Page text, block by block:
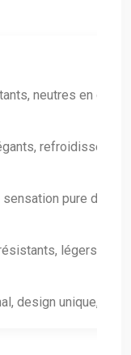
neutres en goût,
refroidissent la
sensation pure de la
légers
design unique,